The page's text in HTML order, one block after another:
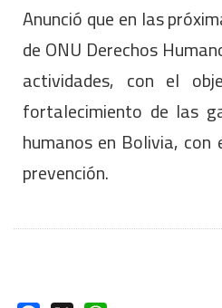
Anunció que en las
de ONU Derechos
actividades, con el
fortalecimiento de las
humanos en Bolivia,
prevención.